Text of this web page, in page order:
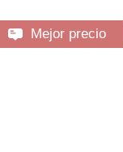
Mejor precio